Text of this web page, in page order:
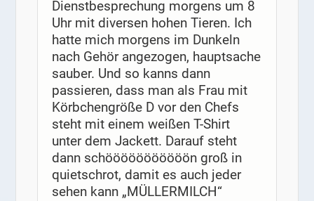
Dienstbesprechung morgens um 8
Uhr mit diversen hohen Tieren. Ich
hatte mich morgens im Dunkeln
nach Gehör angezogen, hauptsache
sauber. Und so kanns dann
passieren, dass man als Frau mit
Körbchengröße D vor den Chefs
steht mit einem weißen T-Shirt
unter dem Jackett. Darauf steht
dann schööööööööööön groß in
quietschrot, damit es auch jeder
sehen kann „MÜLLERMILCH“